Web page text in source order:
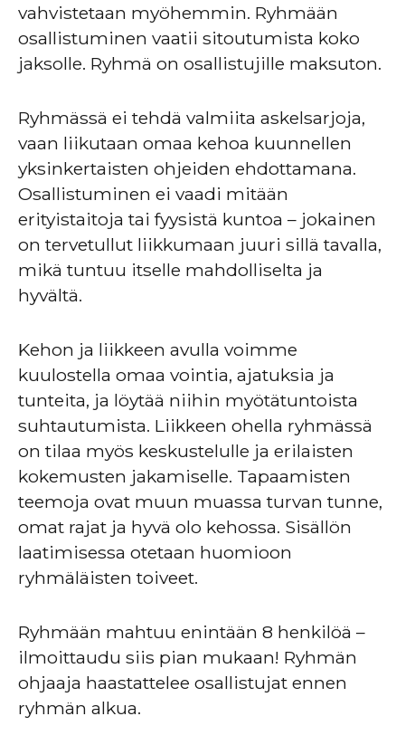
vahvistetaan myöhemmin. Ryhmään
osallistuminen vaatii sitoutumista koko
jaksolle. Ryhmä on osallistujille maksuton.
Ryhmässä ei tehdä valmiita askelsarjoja,
vaan liikutaan omaa kehoa kuunnellen
yksinkertaisten ohjeiden ehdottamana.
Osallistuminen ei vaadi mitään
erityistaitoja tai fyysistä kuntoa – jokainen
on tervetullut liikkumaan juuri sillä tavalla,
mikä tuntuu itselle mahdolliselta ja
hyvältä.
Kehon ja liikkeen avulla voimme
kuulostella omaa vointia, ajatuksia ja
tunteita, ja löytää niihin myötätuntoista
suhtautumista. Liikkeen ohella ryhmässä
on tilaa myös keskustelulle ja erilaisten
kokemusten jakamiselle. Tapaamisten
teemoja ovat muun muassa turvan tunne,
omat rajat ja hyvä olo kehossa. Sisällön
laatimisessa otetaan huomioon
ryhmäläisten toiveet.
Ryhmään mahtuu enintään 8 henkilöä –
ilmoittaudu siis pian mukaan! Ryhmän
ohjaaja haastattelee osallistujat ennen
ryhmän alkua.